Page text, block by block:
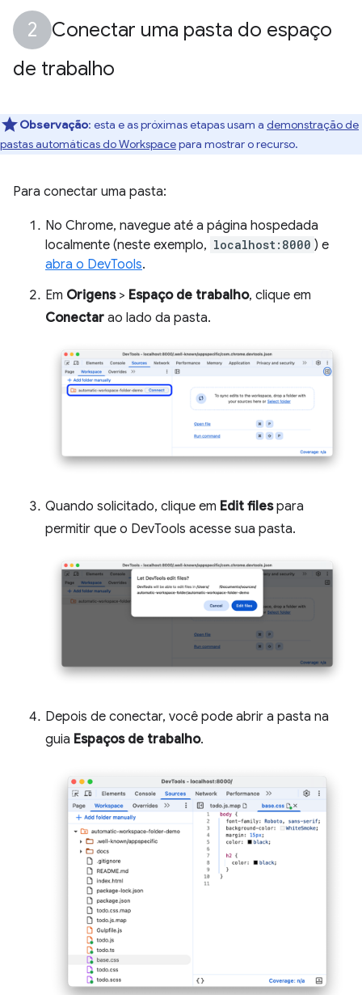
Conectar uma pasta do espaço
de trabalho
Observação: esta e as próximas etapas usam a demonstração de
pastas automáticas do Workspacepara mostrar o recurso.
Para conectar uma pasta:
No Chrome, navegue até a página hospedada
localmente (neste exemplo, localhost:8000 ) e
abra o DevTools.
Em Origens> Espaço de trabalho, clique em
Conectar ao lado da pasta.
Quando solicitado, clique em Edit filespara
permitir que o DevTools acesse sua pasta.
Depois de conectar, você pode abrir a pasta na
guia Espaços de trabalho.